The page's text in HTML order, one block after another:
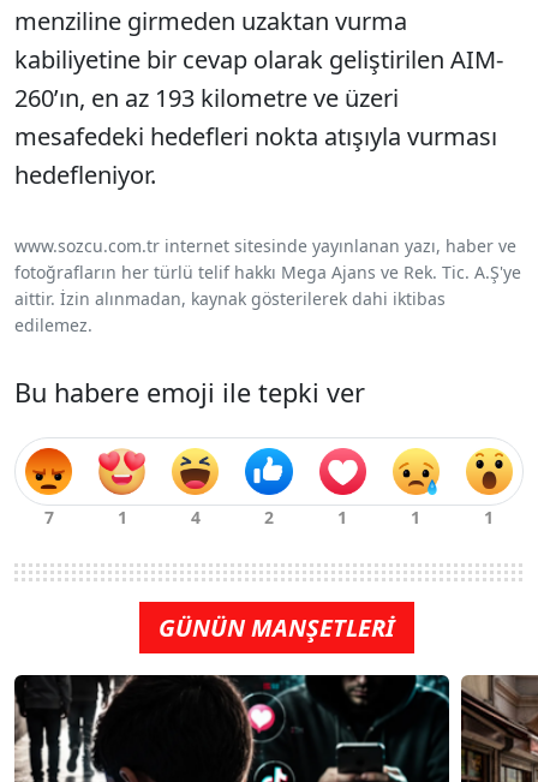
menziline girmeden uzaktan vurma
kabiliyetine bir cevap olarak geliştirilen AIM-
260’ın, en az 193 kilometre ve üzeri
mesafedeki hedefleri nokta atışıyla vurması
hedefleniyor.
www.sozcu.com.tr internet sitesinde yayınlanan yazı, haber ve
fotoğrafların her türlü telif hakkı Mega Ajans ve Rek. Tic. A.Ş'ye
aittir. İzin alınmadan, kaynak gösterilerek dahi iktibas
edilemez.
Bu habere emoji ile tepki ver
GÜNÜN MANŞETLERİ